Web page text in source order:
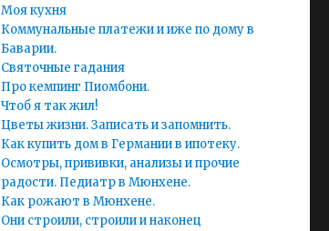
Моя кухня
Коммунальные платежи и иже по дому в
Баварии.
Святочные гадания
Про кемпинг Пиомбони.
Чтоб я так жил!
Цветы жизни. Записать и запомнить.
Как купить дом в Германии в ипотеку.
Осмотры, прививки, анализы и прочие
радости. Педиатр в Мюнхене.
Как рожают в Мюнхене.
Они строили, строили и наконец